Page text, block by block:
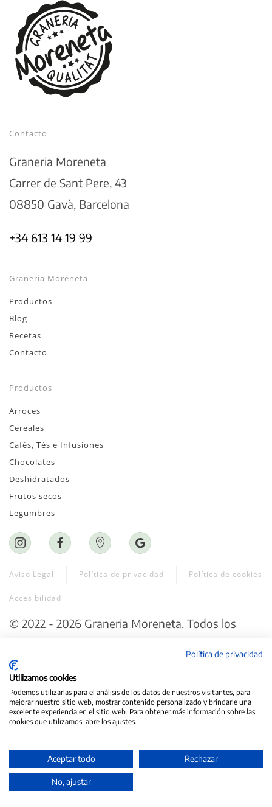
Contacto
Graneria Moreneta
Carrer de Sant Pere, 43
08850 Gavà, Barcelona
+34 613 14 19 99
Graneria Moreneta
Productos
Blog
Recetas
Contacto
Productos
Arroces
Cereales
Cafés, Tés e Infusiones
Chocolates
Deshidratados
Frutos secos
Legumbres
Aviso Legal Política de privacidad Política de cookies
Accesibilidad
© 2022 - 2026 Graneria Moreneta. Todos los
Web creada por ♥
Política de privacidad
Utilizamos cookies
Podemos utilizarlas para el análisis de los datos de nuestros visitantes, para
mejorar nuestro sitio web, mostrar contenido personalizado y brindarle una
excelente experiencia en el sitio web. Para obtener más información sobre las
cookies que utilizamos, abre los ajustes.
Aceptar todo Rechazar
No, ajustar